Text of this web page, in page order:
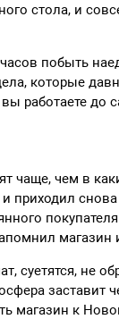
стола, и
побыть
которые
работаете до
чаще, чем в
приходил
магазин
суетятся, не
заставит
магазин к